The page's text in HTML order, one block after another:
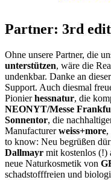
Partner: 3rd
Ohne unsere Partner, die
unterstützen, wäre die
undenkbar. Danke an
Support. Auch diesmal
Pionierhessnatur, die
NEONYT/Messe
Sonnentor, die
Manufacturerweiss+more,
to know: Neu begrüßen
Dallmayr mit kostenlos (!)
neue Naturkosmetik von
schadstofffreien und